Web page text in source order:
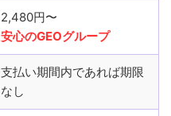
2,480円〜
安心のGEOグループ
支払い期間内であれば期限
なし